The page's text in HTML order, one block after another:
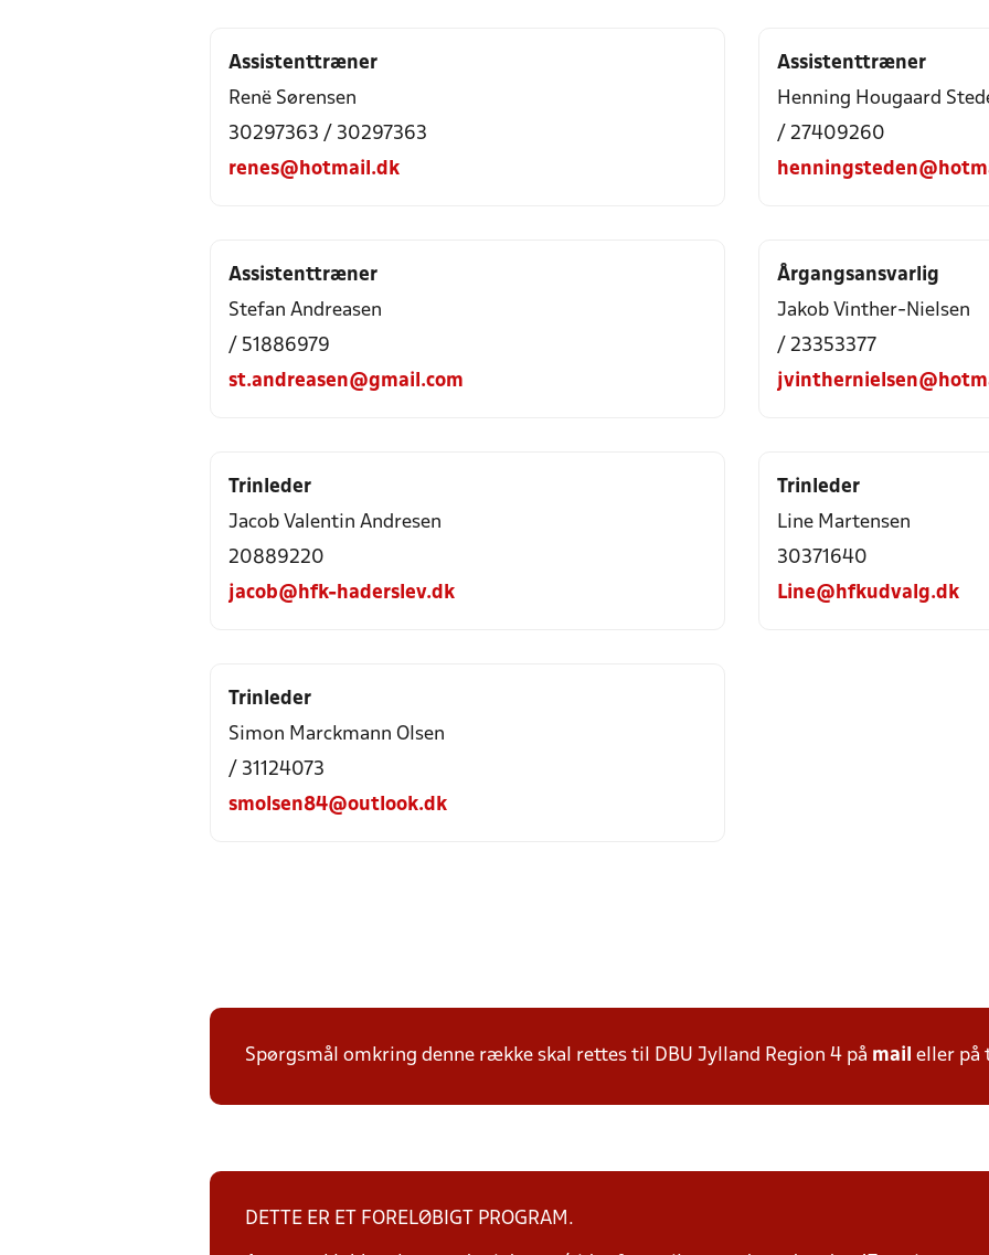
Assistenttræner
Renë Sørensen
30297363 / 30297363
renes@hotmail.dk
Assistenttræner
Henning Hougaard
/ 27409260
Assistenttræner
Stefan Andreasen
/ 51886979
st.andreasen@gmail.com
Årgangsansvarlig
Jakob Vinther-Nielsen
/ 23353377
Trinleder
Jacob Valentin Andresen
20889220
jacob@hfk-haderslev.dk
Trinleder
Line Martensen
30371640
Line@hfkudvalg.dk
Trinleder
Simon Marckmann Olsen
/ 31124073
smolsen84@outlook.dk
Spørgsmål omkring denne række skal rettes til DBU Jylland Region 4 på mail eller på
DETTE ER ET FORELØBIGT PROGRAM.